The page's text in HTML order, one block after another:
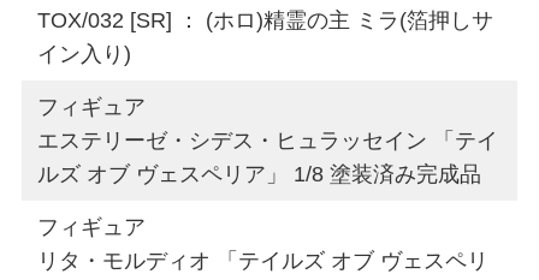
TOX/032 [SR] ： (ホロ)精霊の主 ミラ(箔押しサ
イン入り)
フィギュア
エステリーゼ・シデス・ヒュラッセイン 「テイ
ルズ オブ ヴェスペリア」 1/8 塗装済み完成品
フィギュア
リタ・モルディオ 「テイルズ オブ ヴェスペリ